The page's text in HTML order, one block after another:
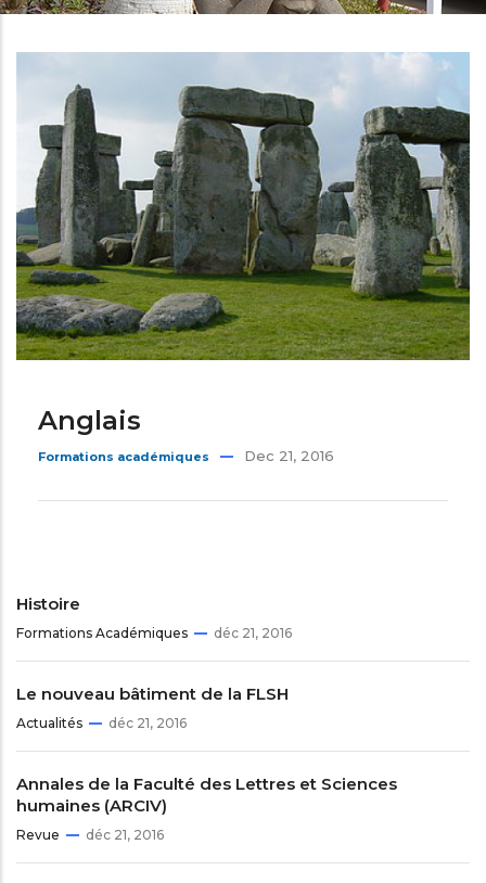
d'Ariane
Anglais
Formations académiques Dec 21, 2016
Histoire
Formations Académiques déc 21, 2016
Le nouveau bâtiment de la FLSH
Actualités déc 21, 2016
Annales de la Faculté des Lettres et Sciences
humaines (ARCIV)
Revue déc 21, 2016